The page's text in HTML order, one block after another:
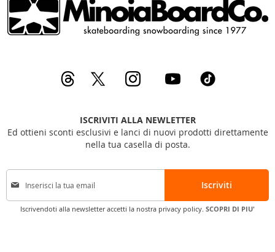
ISCRIVITI ALLA NEWLETTER
Ed ottieni sconti esclusivi e lanci di nuovi prodotti direttamente
nella tua casella di posta.
I
c
Iscriviti
Iscrivendoti alla newsletter accetti la nostra privacy policy. SCOPRI DI PIU'